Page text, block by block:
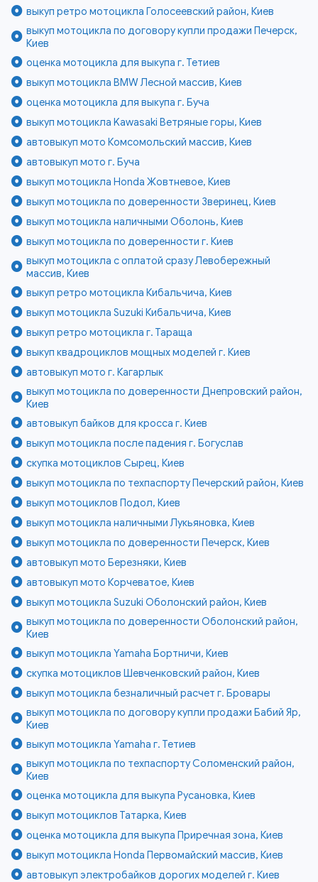
выкуп ретро мотоцикла Голосеевский район, Киев
выкуп мотоцикла по договору купли продажи Печерск,
Киев
оценка мотоцикла для выкупа г. Тетиев
выкуп мотоцикла BMW Лесной массив, Киев
оценка мотоцикла для выкупа г. Буча
выкуп мотоцикла Kawasaki Ветряные горы, Киев
автовыкуп мото Комсомольский массив, Киев
автовыкуп мото г. Буча
выкуп мотоцикла Honda Жовтневое, Киев
выкуп мотоцикла по доверенности Зверинец, Киев
выкуп мотоцикла наличными Оболонь, Киев
выкуп мотоцикла по доверенности г. Киев
выкуп мотоцикла с оплатой сразу Левобережный
массив, Киев
выкуп ретро мотоцикла Кибальчича, Киев
выкуп мотоцикла Suzuki Кибальчича, Киев
выкуп ретро мотоцикла г. Тараща
выкуп квадроциклов мощных моделей г. Киев
автовыкуп мото г. Кагарлык
выкуп мотоцикла по доверенности Днепровский район,
Киев
автовыкуп байков для кросса г. Киев
выкуп мотоцикла после падения г. Богуслав
скупка мотоциклов Сырец, Киев
выкуп мотоцикла по техпаспорту Печерский район, Киев
выкуп мотоциклов Подол, Киев
выкуп мотоцикла наличными Лукьяновка, Киев
выкуп мотоцикла по доверенности Печерск, Киев
автовыкуп мото Березняки, Киев
автовыкуп мото Корчеватое, Киев
выкуп мотоцикла Suzuki Оболонский район, Киев
выкуп мотоцикла по доверенности Оболонский район,
Киев
выкуп мотоцикла Yamaha Бортничи, Киев
скупка мотоциклов Шевченковский район, Киев
выкуп мотоцикла безналичный расчет г. Бровары
выкуп мотоцикла по договору купли продажи Бабий Яр,
Киев
выкуп мотоцикла Yamaha г. Тетиев
выкуп мотоцикла по техпаспорту Соломенский район,
Киев
оценка мотоцикла для выкупа Русановка, Киев
выкуп мотоциклов Татарка, Киев
оценка мотоцикла для выкупа Приречная зона, Киев
выкуп мотоцикла Honda Первомайский массив, Киев
автовыкуп электробайков дорогих моделей г. Киев